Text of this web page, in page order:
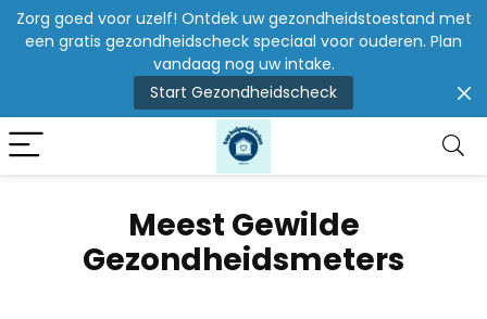
Zorg goed voor uzelf! Ontdek uw gezondheidstoestand met
een gratis gezondheidscheck speciaal voor ouderen. Plan
vandaag nog uw intake.
Start Gezondheidscheck
Meest Gewilde
Gezondheidsmeters